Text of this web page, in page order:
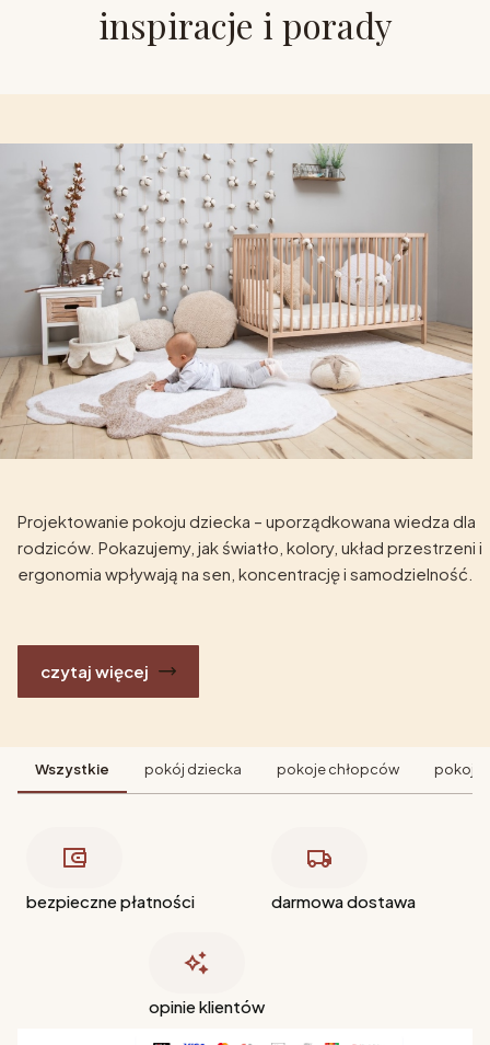
inspiracje i porady
Projektowanie pokoju dziecka – uporządkowana wiedza dla
rodziców. Pokazujemy, jak światło, kolory, układ przestrzeni i
ergonomia wpływają na sen, koncentrację i samodzielność.
czytaj więcej
Wszystkie pokój dziecka pokoje chłopców pokoje
bezpieczne płatności darmowa dostawa
opinie klientów